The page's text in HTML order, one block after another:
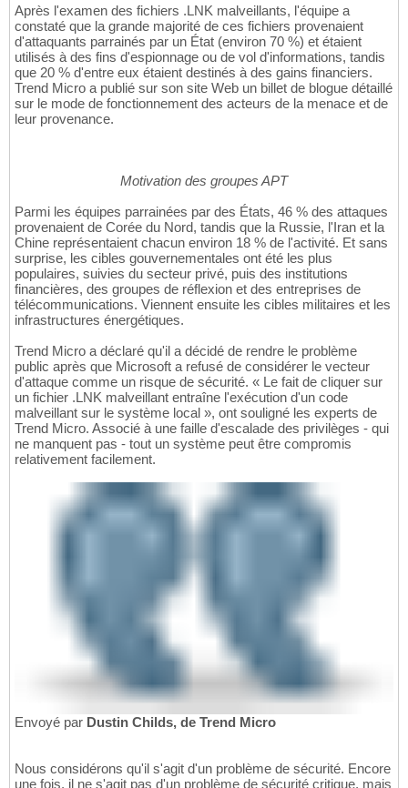
Après l'examen des fichiers .LNK malveillants, l'équipe a
constaté que la grande majorité de ces fichiers provenaient
d'attaquants parrainés par un État (environ 70 %) et étaient
utilisés à des fins d'espionnage ou de vol d'informations, tandis
que 20 % d'entre eux étaient destinés à des gains financiers.
Trend Micro a publié sur son site Web un billet de blogue détaillé
sur le mode de fonctionnement des acteurs de la menace et de
leur provenance.
Motivation des groupes APT
Parmi les équipes parrainées par des États, 46 % des attaques
provenaient de Corée du Nord, tandis que la Russie, l'Iran et la
Chine représentaient chacun environ 18 % de l'activité. Et sans
surprise, les cibles gouvernementales ont été les plus
populaires, suivies du secteur privé, puis des institutions
financières, des groupes de réflexion et des entreprises de
télécommunications. Viennent ensuite les cibles militaires et les
infrastructures énergétiques.
Trend Micro a déclaré qu'il a décidé de rendre le problème
public après que Microsoft a refusé de considérer le vecteur
d'attaque comme un risque de sécurité. « Le fait de cliquer sur
un fichier .LNK malveillant entraîne l'exécution d'un code
malveillant sur le système local », ont souligné les experts de
Trend Micro. Associé à une faille d'escalade des privilèges - qui
ne manquent pas - tout un système peut être compromis
relativement facilement.
Envoyé par Dustin Childs, de Trend Micro
Nous considérons qu'il s'agit d'un problème de sécurité. Encore
une fois, il ne s'agit pas d'un problème de sécurité critique, mais